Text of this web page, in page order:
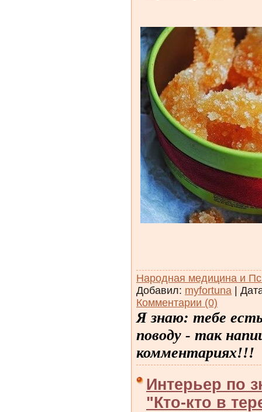
Народная медицина и
Добавил: myfortuna |
Комментарии (0)
Я знаю: тебе
поводу - так
комментариях!!!
Интерьер по
"Кто-кто в